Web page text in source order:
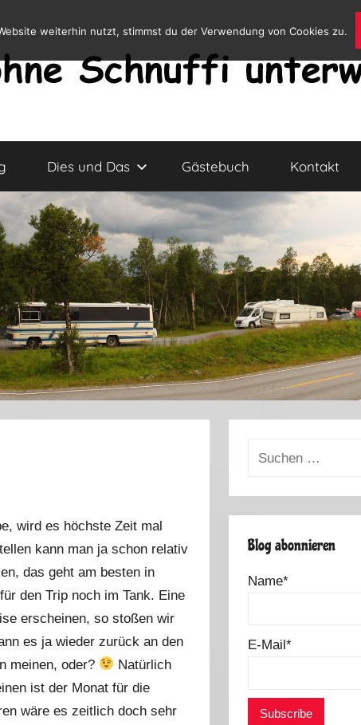
Dies und Das Gästebuch Kontakt
wird es höchste Zeit mal
kann man ja schon relativ
das geht am besten in
den Trip noch im Tank. Eine
erscheinen, so stoßen wir
es ja wieder zurück an den
meinen, oder?
Natürlich
ist der Monat für die
wäre es zeitlich doch sehr
Suchen
Blog abonnieren
Name*
E-Mail*
weiterhin nutzt, stimmst du der Verwendung von Cookies zu.